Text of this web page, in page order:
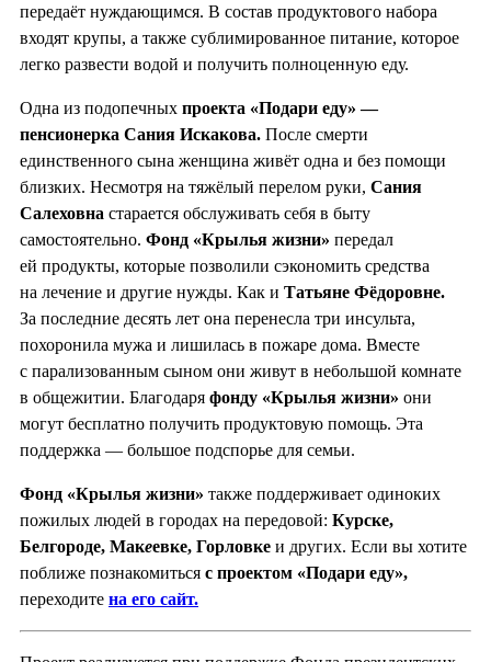
передаёт нуждающимся. В состав продуктового набора
входят крупы, а также сублимированное питание, которое
легко развести водой и получить полноценную еду.
Одна из подопечных проекта «Подари еду» —
пенсионерка Сания Искакова. После смерти
единственного сына женщина живёт одна и без помощи
близких. Несмотря на тяжёлый перелом руки, Сания
Салеховна старается обслуживать себя в быту
самостоятельно. Фонд «Крылья жизни» передал
ей продукты, которые позволили сэкономить средства
на лечение и другие нужды. Как и Татьяне Фёдоровне.
За последние десять лет она перенесла три инсульта,
похоронила мужа и лишилась в пожаре дома. Вместе
с парализованным сыном они живут в небольшой комнате
в общежитии. Благодаря фонду «Крылья жизни» они
могут бесплатно получить продуктовую помощь. Эта
поддержка — большое подспорье для семьи.
Фонд «Крылья жизни» также поддерживает одиноких
пожилых людей в городах на передовой: Курске,
Белгороде, Макеевке, Горловке и других. Если вы хотите
поближе познакомиться с проектом «Подари еду»,
переходите на его сайт.